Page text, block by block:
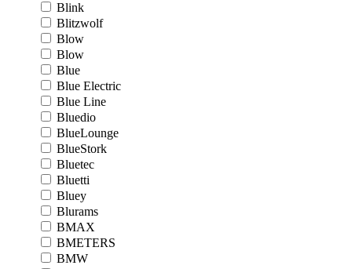
Blink
Blitzwolf
Blow
Blow
Blue
Blue Electric
Blue Line
Bluedio
BlueLounge
BlueStork
Bluetec
Bluetti
Bluey
Blurams
BMAX
BMETERS
BMW